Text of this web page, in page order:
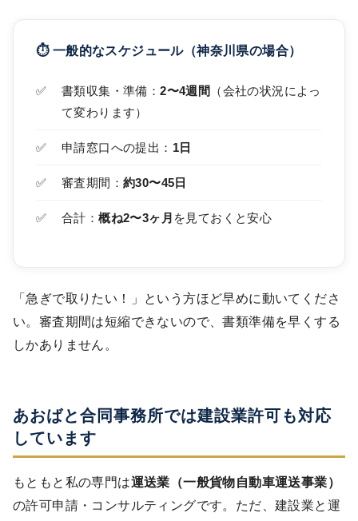
⏱ 一般的なスケジュール（神奈川県の場合）
書類収集・準備：2〜4週間
（会社の状況によっ
て変わります）
申請窓口への提出： 1日
審査期間： 約30〜45日
合計：概ね2〜3ヶ月 を見ておくと安心
「急ぎで取りたい！」という方ほど早めに動いてくださ
い。審査期間は短縮できないので、書類準備を早くする
しかありません。
あおばと合同事務所では建設業許可も対応
しています
もともと私の専門は運送業（一般貨物自動車運送事業）
の許可申請・コンサルティングです。ただ、建設業と運